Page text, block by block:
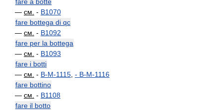
— см. - B1070
fare bottega di qc
— см. - B1092
fare per la bottega
— см. - B1093
fare i botti
— см. - B-M-1115 - B-M-1116
fare bottino
— см. - B1108
fare il botto